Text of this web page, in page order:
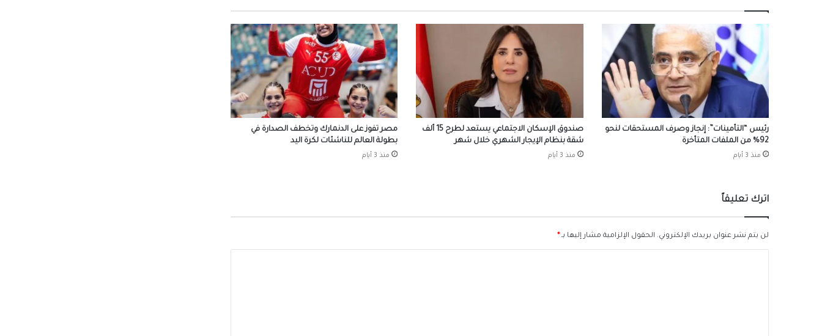
بيزيرا يخبر الزمالك برغبته في الانتقال إلى نادي شباب
أهلي دبي الإماراتي
المسلماني يهدي سفير أندونيسيا أغاني أم كلثوم
وكتاب ماسبيرو “إسلام بلا أحزاب”
رئيس “التأمينات”: إنجاز وصرف المستحقات لنحو
92% من الملفات المتأخرة
منذ 3 أيام
صندوق الإسكان الاجتماعي يستعد لطرح 15 ألف
شقة بنظام الإيجار الشهري خلال شهر
منذ 3 أيام
مصر تفوز على الدنمارك وتخطف الصدارة في
بطولة العالم للناشئات لكرة اليد
منذ 3 أيام
اترك تعليقاً
لن يتم نشر عنوان بريدك الإلكتروني. الحقول الإلزامية مشار إليها بـ *